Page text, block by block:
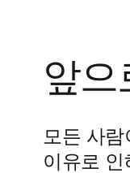
앞으
모든 사람
이유로 인